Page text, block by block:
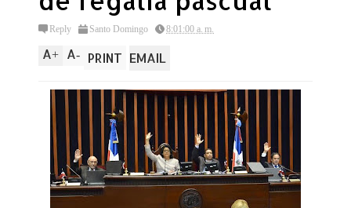
Reply Santo Domingo 8:01:00 a. m.
A+ A- PRINT EMAIL